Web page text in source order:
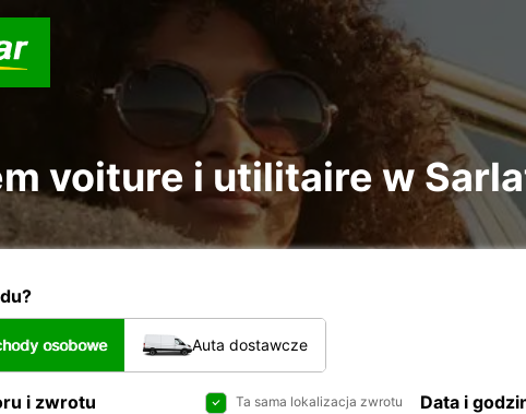
voiture i utilitaire w
osobowe Auta dostawcze
i zwrotu Ta sama lokalizacja zwrotu Data i